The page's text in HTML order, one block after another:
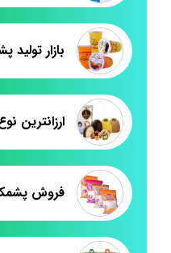
بازار تولید
ارزانترین
فروش پشمک